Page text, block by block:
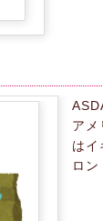
ア
はイ
ロ